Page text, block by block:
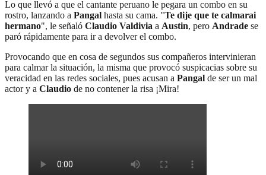
Lo que llevó a que el cantante peruano le pegara un combo en su
rostro, lanzando a Pangal hasta su cama. "Te dije que te calmarai
hermano", le señaló Claudio Valdivia a Austin, pero Andrade se
paró rápidamente para ir a devolver el combo.
Provocando que en cosa de segundos sus compañeros intervinieran
para calmar la situación, la misma que provocó suspicacias sobre su
veracidad en las redes sociales, pues acusan a Pangal de ser un mal
actor y a Claudio de no contener la risa ¡Mira!